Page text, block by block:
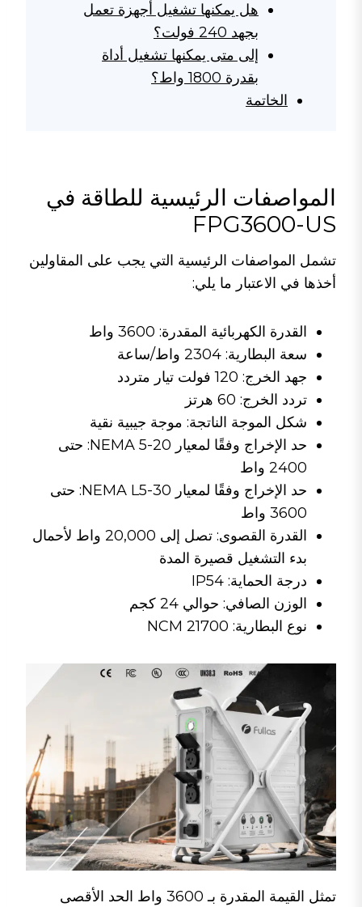
هل يمكنها تشغيل أجهزة تعمل
بجهد 240 فولت؟
إلى متى يمكنها تشغيل أداة
بقدرة 1800 واط؟
الخاتمة
المواصفات الرئيسية للطاقة في
FPG3600-US
تشمل المواصفات الرئيسية التي يجب على المقاولين
أخذها في الاعتبار ما يلي:
القدرة الكهربائية المقدرة: 3600 واط
سعة البطارية: 2304 واط/ساعة
جهد الخرج: 120 فولت تيار متردد
تردد الخرج: 60 هرتز
شكل الموجة الناتجة: موجة جيبية نقية
حد الإخراج وفقًا لمعيار NEMA 5-20: حتى
2400 واط
حد الإخراج وفقًا لمعيار NEMA L5-30: حتى
3600 واط
القدرة القصوى: تصل إلى 20,000 واط لأحمال
بدء التشغيل قصيرة المدة
درجة الحماية: IP54
الوزن الصافي: حوالي 24 كجم
نوع البطارية: NCM 21700
تمثل القيمة المقدرة بـ 3600 واط الحد الأقصى